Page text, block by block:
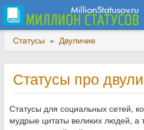
Статусы » Двуличие
Статусы про
Статусы для социальных сетей,
мудрые цитаты великих людей,